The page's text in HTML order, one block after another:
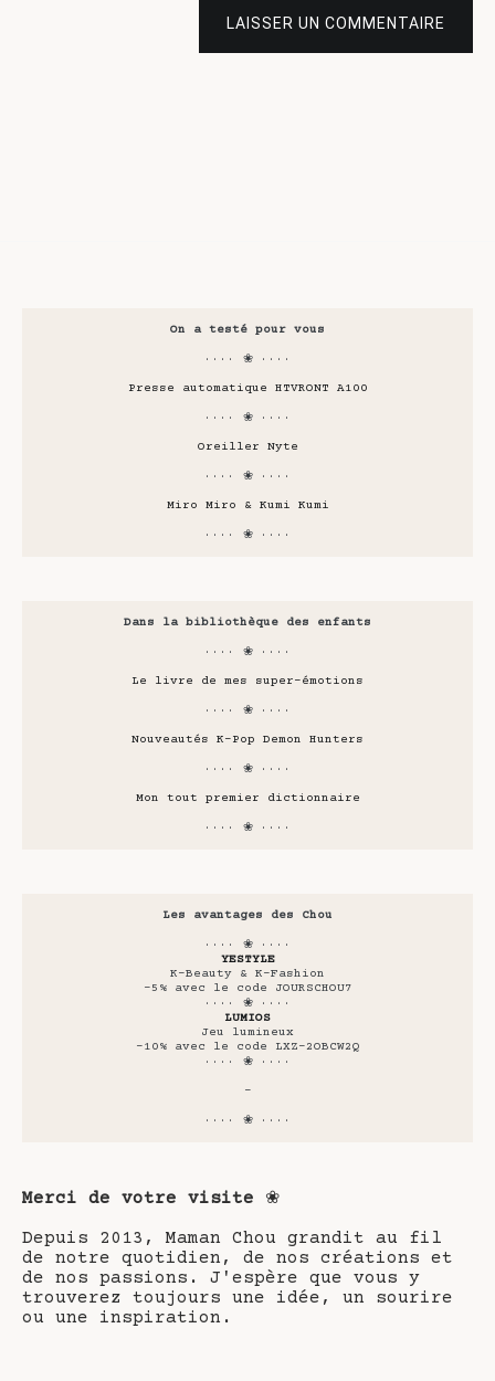
LAISSER UN COMMENTAIRE
On a testé pour vous
···· ❀ ····
Presse automatique HTVRONT A100
···· ❀ ····
Oreiller Nyte
···· ❀ ····
Miro Miro & Kumi Kumi
···· ❀ ····
Dans la bibliothèque des enfants
···· ❀ ····
Le livre de mes super-émotions
···· ❀ ····
Nouveautés K-Pop Demon Hunters
···· ❀ ····
Mon tout premier dictionnaire
···· ❀ ····
Les avantages des Chou
···· ❀ ····
YESTYLE
K-Beauty & K-Fashion
-5% avec le code JOURSCHOU7
···· ❀ ····
LUMIOS
Jeu lumineux
-10% avec le code LXZ-2OBCW2Q
···· ❀ ····
-
···· ❀ ····
Merci de votre visite ❀
Depuis 2013, Maman Chou grandit au fil
de notre quotidien, de nos créations et
de nos passions. J'espère que vous y
trouverez toujours une idée, un sourire
ou une inspiration.